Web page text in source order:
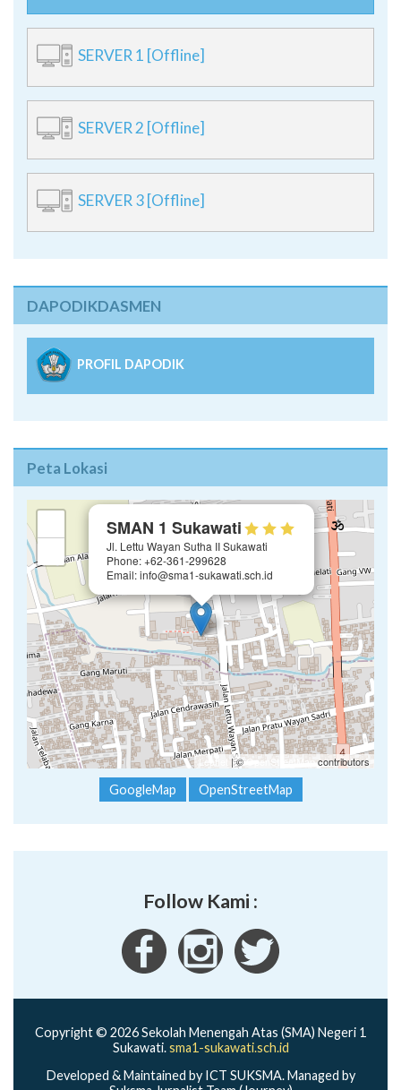
SERVER 1 [Offline]
SERVER 2 [Offline]
SERVER 3 [Offline]
DAPODIKDASMEN
PROFIL DAPODIK
Peta Lokasi
SMAN 1 Sukawati
Jl. Lettu Wayan Sutha II Sukawati
Phone: +62-361-299628
Email: info@sma1-sukawati.sch.id
Leaflet | ©OpenStreetMap contributors
GoogleMap OpenStreetMap
Follow Kami :
Copyright © 2026 Sekolah Menengah Atas (SMA) Negeri 1
Sukawati.sma1-sukawati.sch.id
Developed & Maintained by ICT SUKSMA. Managed by